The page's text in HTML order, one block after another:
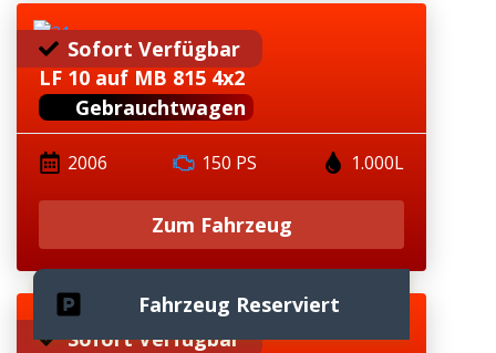
LF 10 auf MB 815 4x2
Gebrauchtwagen
2006 150 PS 1.000L
Zum Fahrzeug
Sofort Verfügbar
Fahrzeug Reserviert
Sofort Verfügbar